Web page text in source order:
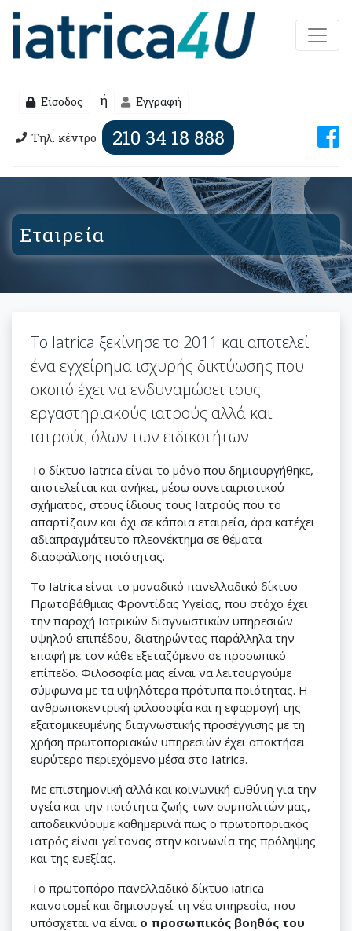
Είσοδος ή Εγγραφή
Τηλ. κέντρο 210 34 18 888
Εταιρεία
Το Iatrica ξεκίνησε το 2011 και αποτελεί
ένα εγχείρημα ισχυρής δικτύωσης που
σκοπό έχει να ενδυναμώσει τους
εργαστηριακούς ιατρούς αλλά και
ιατρούς όλων των ειδικοτήτων.
Το δίκτυο Iatrica είναι το μόνο που δημιουργήθηκε,
αποτελείται και ανήκει, μέσω συνεταιριστικού
σχήματος, στους ίδιους τους Ιατρούς που το
απαρτίζουν και όχι σε κάποια εταιρεία, άρα κατέχει
αδιαπραγμάτευτο πλεονέκτημα σε θέματα
διασφάλισης ποιότητας.
Το Iatrica είναι το μοναδικό πανελλαδικό δίκτυο
Πρωτοβάθμιας Φροντίδας Υγείας, που στόχο έχει
την παροχή Ιατρικών διαγνωστικών υπηρεσιών
υψηλού επιπέδου, διατηρώντας παράλληλα την
επαφή με τον κάθε εξεταζόμενο σε προσωπικό
επίπεδο. Φιλοσοφία μας είναι να λειτουργούμε
σύμφωνα με τα υψηλότερα πρότυπα ποιότητας. Η
ανθρωποκεντρική φιλοσοφία και η εφαρμογή της
εξατομικευμένης διαγνωστικής προσέγγισης με τη
χρήση πρωτοποριακών υπηρεσιών έχει αποκτήσει
ευρύτερο περιεχόμενο μέσα στο Iatrica.
Με επιστημονική αλλά και κοινωνική ευθύνη για την
υγεία και την ποιότητα ζωής των συμπολιτών μας,
αποδεικνύουμε καθημερινά πως ο πρωτοποριακός
ιατρός είναι γείτονας στην κοινωνία της πρόληψης
και της ευεξίας.
Το πρωτοπόρο πανελλαδικό δίκτυο iatrica
καινοτομεί και δημιουργεί τη νέα υπηρεσία, που
υπόσχεται να είναι ο προσωπικός βοηθός του